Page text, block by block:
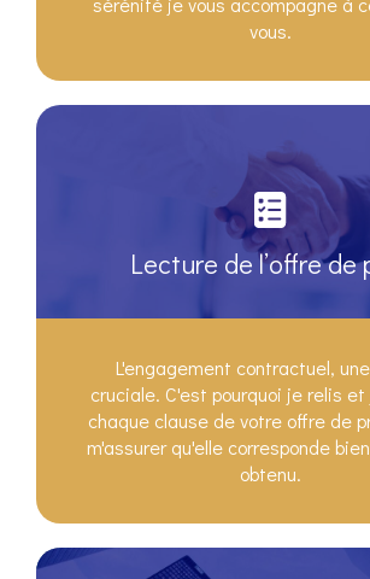
vous.
Lecture de l’offre de
L'engagement contractuel,
cruciale. C'est pourquoi je relis et
chaque clause de votre offre de
m'assurer qu'elle corresponde
obtenu.